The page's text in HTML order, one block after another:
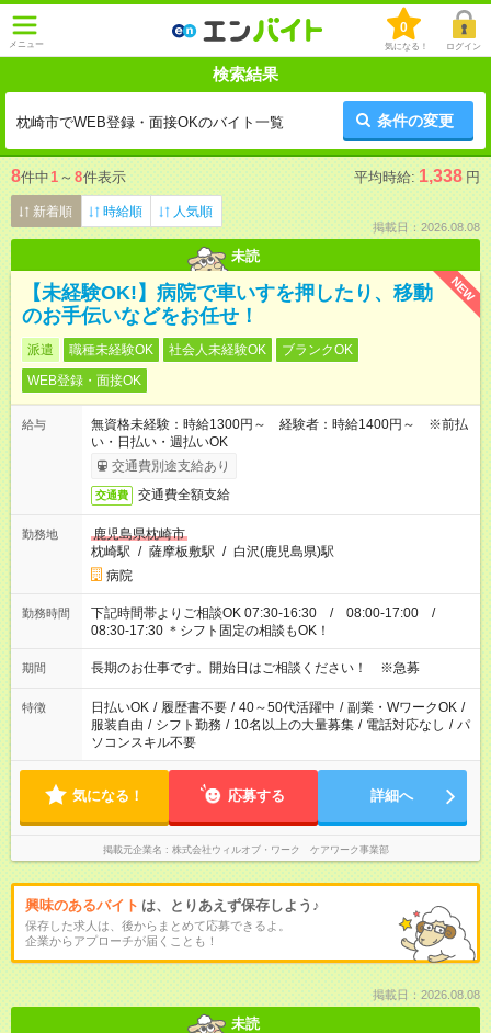
メニュー
0
気になる！ ログイン
検索結果
枕崎市でWEB登録・面接OKのバイト一覧 条件の変更
8件中1 ～ 8件表示 平均時給: 1,338 円
新着順 時給順 人気順
掲載日：2026.08.08
未読
NEW
【未経験OK!】病院で車いすを押したり、移動
のお手伝いなどをお任せ！
派遣 職種未経験OK 社会人未経験OK
ブランクOK
WEB登録・面接OK
給与
無資格未経験：時給1300円～ 経験者：時給1400円～ ※前払
い・日払い・週払いOK
交通費別途支給あり
交通費 交通費全額支給
勤務地
鹿児島県枕崎市
枕崎駅 / 薩摩板敷駅 / 白沢(鹿児島県)駅
病院
勤務時間
下記時間帯よりご相談OK 07:30-16:30 / 08:00-17:00 /
08:30-17:30 ＊シフト固定の相談もOK！
期間 長期のお仕事です。開始日はご相談ください！ ※急募
特徴 日払いOK / 履歴書不要 / 40～50代活躍中 / 副業・WワークOK /
服装自由 / シフト勤務 / 10名以上の大量募集 / 電話対応なし / パ
ソコンスキル不要
気になる！ 応募する 詳細へ
掲載元企業名 株式会社ウィルオブ・ワーク ケアワーク事業部
興味のあるバイト は、とりあえず保存しよう♪
保存した求人は、後からまとめて応募できるよ。
企業からアプローチが届くことも！
掲載日：2026.08.08
未読